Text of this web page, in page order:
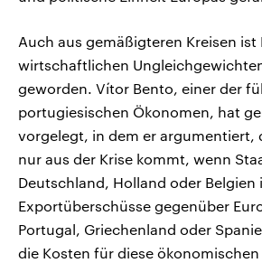
Auch aus gemäßigteren Kreisen ist
wirtschaftlichen
geworden. Vítor Bento, einer der
portugiesischen Ökonomen, hat
vorgelegt, in dem er argumentiert,
nur aus der Krise kommt, wenn
Deutschland, Holland oder Belgien
Exportüberschüsse gegenüber
Portugal, Griechenland oder
die Kosten für diese ökonomischen